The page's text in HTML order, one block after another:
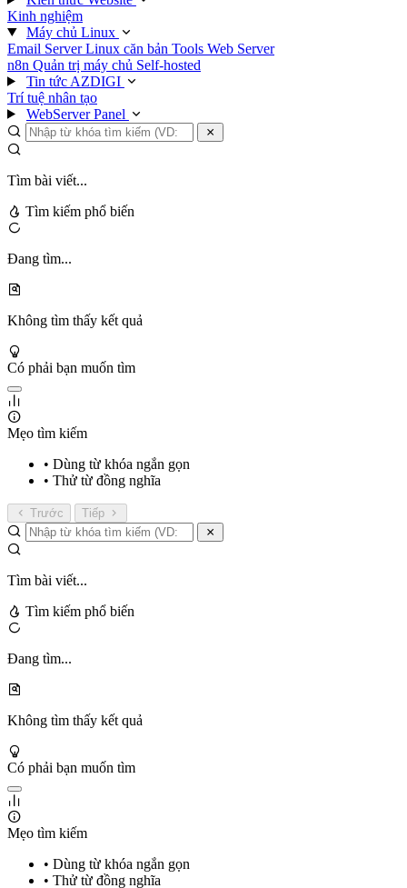
Kinh nghiệm
Máy chủ Linux
Email ServerLinux căn bản Tools Web Server
n8n Quản trị máy chủ Self-hosted
Tin tức AZDIGI
Trí tuệ nhân tạo
WebServer Panel
Tìm bài viết...
Tìm kiếm phổ biến
Đang tìm...
Không tìm thấy kết quả
Có phải bạn muốn tìm
Mẹo tìm kiếm
• Dùng từ khóa ngắn gọn
• Thử từ đồng nghĩa
Trước Tiếp
Tìm bài viết...
Tìm kiếm phổ biến
Đang tìm...
Không tìm thấy kết quả
Có phải bạn muốn tìm
Mẹo tìm kiếm
• Dùng từ khóa ngắn gọn
• Thử từ đồng nghĩa